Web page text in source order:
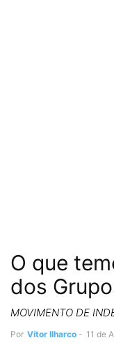
O que
dos
MOVIMENTO DE
Por Vítor Ilharco - 11 de